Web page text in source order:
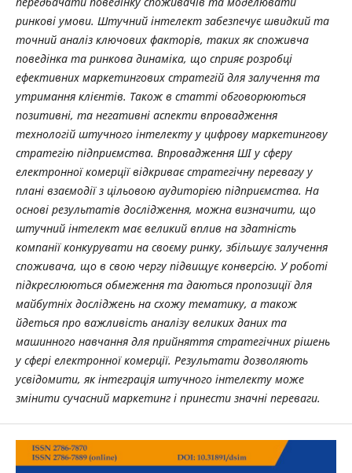
ринкові умови. Штучний інтелект забезпечує швидкий та
точний аналіз ключових факторів, таких як споживча
поведінка та ринкова динаміка, що сприяє розробці
ефективних маркетингових стратегій для залучення та
утримання клієнтів. Також в статті обговорюються
позитивні, та негативні аспекти впровадження
технологій штучного інтелекту у цифрову маркетингову
стратегію підприємства. Впровадження ШІ у сферу
електронної комерції відкриває стратегічну перевагу у
плані взаємодії з цільовою аудиторією підприємства. На
основі результатів дослідження, можна визначити, що
штучний інтелект має великий вплив на здатність
компанії конкурувати на своєму ринку, збільшує залучення
споживача, що в свою чергу підвищує конверсію. У роботі
підкреслюються обмеження та даються пропозиції для
майбутніх досліджень на схожу тематику, а також
йдеться про важливість аналізу великих даних та
машинного навчання для прийняття стратегічних рішень
у сфері електронної комерції. Результати дозволяють
усвідомити, як інтеграція штучного інтелекту може
змінити сучасний маркетинг і принести значні переваги.